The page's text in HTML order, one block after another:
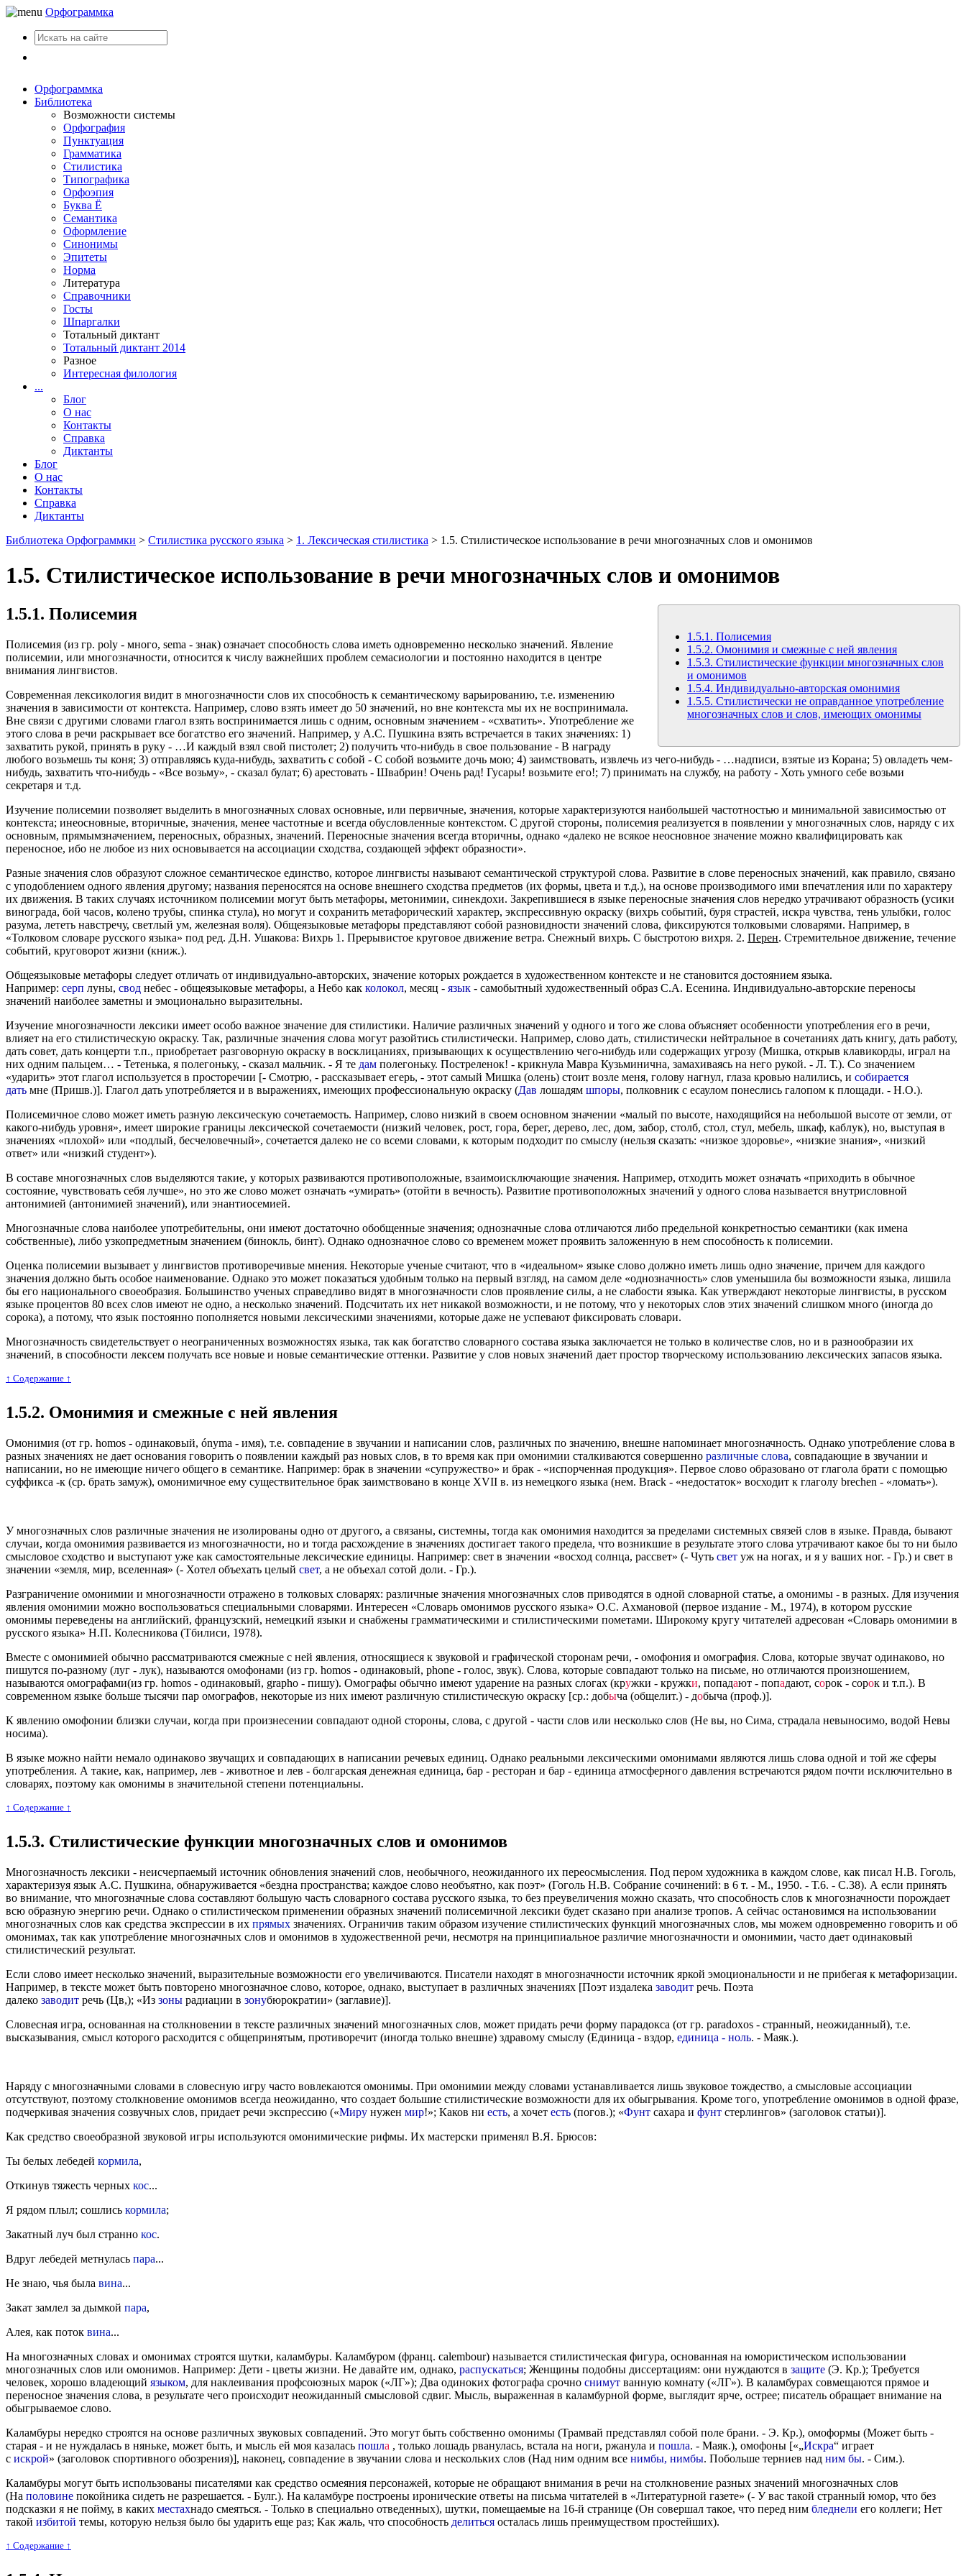
Орфограммка
Орфограммка
Библиотека
Возможности системы
Орфография
Пунктуация
Грамматика
Стилистика
Типографика
Орфоэпия
Буква Ё
Семантика
Оформление
Синонимы
Эпитеты
Норма
Литература
Справочники
Госты
Шпаргалки
Тотальный диктант
Тотальный диктант 2014
Разное
Интересная филология
...
Блог
О нас
Контакты
Справка
Диктанты
Блог
О нас
Контакты
Справка
Диктанты
Библиотека Орфограммки > Стилистика русского языка > 1. Лексическая стилистика > 1.5. Стилистическое использование в речи многозначных слов и омонимов
1.5. Стилистическое использование в речи многозначных слов и омонимов
1.5.1. Полисемия
1.5.2. Омонимия и смежные с ней явления
1.5.3. Стилистические функции многозначных слов
и омонимов
1.5.4. Индивидуально-авторская омонимия
1.5.5. Стилистически не оправданное употребление
многозначных слов и слов, имеющих омонимы
1.5.1. Полисемия
Полисемия (из гр. poly - много, sema - знак) означает способность слова иметь одновременно несколько значений. Явление
полисемии, или многозначности, относится к числу важнейших проблем семасиологии и постоянно находится в центре
внимания лингвистов.
Современная лексикология видит в многозначности слов их способность к семантическому варьированию, т.е. изменению
значения в зависимости от контекста. Например, слово взять имеет до 50 значений, но вне контекста мы их не воспринимала.
Вне связи с другими словами глагол взять воспринимается лишь с одним, основным значением - «схватить». Употребление же
этого слова в речи раскрывает все богатство его значений. Например, у А.С. Пушкина взять встречается в таких значениях: 1)
захватить рукой, принять в руку - …И каждый взял свой пистолет; 2) получить что-нибудь в свое пользование - В награду
любого возьмешь ты коня; 3) отправляясь куда-нибудь, захватить с собой - С собой возьмите дочь мою; 4) заимствовать, извлечь из чего-нибудь - …надписи, взятые из Корана; 5) овладеть чем-
нибудь, захватить что-нибудь - «Все возьму», - сказал булат; 6) арестовать - Швабрин! Очень рад! Гусары! возьмите его!; 7) принимать на службу, на работу - Хоть умного себе возьми
секретаря и т.д.
Изучение полисемии позволяет выделить в многозначных словах основные, или первичные, значения, которые характеризуются наибольшей частотностью и минимальной зависимостью от
контекста; инеосновные, вторичные, значения, менее частотные и всегда обусловленные контекстом. С другой стороны, полисемия реализуется в появлении у многозначных слов, наряду с их
основным, прямымзначением, переносных, образных, значений. Переносные значения всегда вторичны, однако «далеко не всякое неосновное значение можно квалифицировать как
переносное, ибо не любое из них основывается на ассоциации сходства, создающей эффект образности».
Разные значения слов образуют сложное семантическое единство, которое лингвисты называют семантической структурой слова. Развитие в слове переносных значений, как правило, связано
с уподоблением одного явления другому; названия переносятся на основе внешнего сходства предметов (их формы, цвета и т.д.), на основе производимого ими впечатления или по характеру
их движения. В таких случаях источником полисемии могут быть метафоры, метонимии, синекдохи. Закрепившиеся в языке переносные значения слов нередко утрачивают образность (усики
винограда, бой часов, колено трубы, спинка стула), но могут и сохранить метафорический характер, экспрессивную окраску (вихрь событий, буря страстей, искра чувства, тень улыбки, голос
разума, лететь навстречу, светлый ум, железная воля). Общеязыковые метафоры представляют собой разновидности значений слова, фиксируются толковыми словарями. Например, в
«Толковом словаре русского языка» под ред. Д.Н. Ушакова: Вихрь 1. Прерывистое круговое движение ветра. Снежный вихрь. С быстротою вихря. 2. Перен. Стремительное движение, течение
событий, круговорот жизни (книж.).
Общеязыковые метафоры следует отличать от индивидуально-авторских, значение которых рождается в художественном контексте и не становится достоянием языка.
Например: серп луны, свод небес - общеязыковые метафоры, а Небо как колокол, месяц - язык - самобытный художественный образ С.А. Есенина. Индивидуально-авторские переносы
значений наиболее заметны и эмоционально выразительны.
Изучение многозначности лексики имеет особо важное значение для стилистики. Наличие различных значений у одного и того же слова объясняет особенности употребления его в речи,
влияет на его стилистическую окраску. Так, различные значения слова могут разойтись стилистически. Например, слово дать, стилистически нейтральное в сочетаниях дать книгу, дать работу,
дать совет, дать концерти т.п., приобретает разговорную окраску в восклицаниях, призывающих к осуществлению чего-нибудь или содержащих угрозу (Мишка, открыв клавикорды, играл на
них одним пальцем… - Тетенька, я полегоньку, - сказал мальчик. - Я те дам полегоньку. Постреленок! - крикнула Мавра Кузьминична, замахиваясь на него рукой. - Л. Т.). Со значением
«ударить» этот глагол используется в просторечии [- Смотрю, - рассказывает егерь, - этот самый Мишка (олень) стоит возле меня, голову нагнул, глаза кровью налились, и собирается
дать мне (Пришв.)]. Глагол дать употребляется и в выражениях, имеющих профессиональную окраску (Дав лошадям шпоры, полковник с есаулом понеслись галопом к площади. - Н.О.).
Полисемичное слово может иметь разную лексическую сочетаемость. Например, слово низкий в своем основном значении «малый по высоте, находящийся на небольшой высоте от земли, от
какого-нибудь уровня», имеет широкие границы лексической сочетаемости (низкий человек, рост, гора, берег, дерево, лес, дом, забор, столб, стол, стул, мебель, шкаф, каблук), но, выступая в
значениях «плохой» или «подлый, бесчеловечный», сочетается далеко не со всеми словами, к которым подходит по смыслу (нельзя сказать: «низкое здоровье», «низкие знания», «низкий
ответ» или «низкий студент»).
В составе многозначных слов выделяются такие, у которых развиваются противоположные, взаимоисключающие значения. Например, отходить может означать «приходить в обычное
состояние, чувствовать себя лучше», но это же слово может означать «умирать» (отойти в вечность). Развитие противоположных значений у одного слова называется внутрисловной
антонимией (антонимией значений), или энантиосемией.
Многозначные слова наиболее употребительны, они имеют достаточно обобщенные значения; однозначные слова отличаются либо предельной конкретностью семантики (как имена
собственные), либо узкопредметным значением (бинокль, бинт). Однако однозначное слово со временем может проявить заложенную в нем способность к полисемии.
Оценка полисемии вызывает у лингвистов противоречивые мнения. Некоторые ученые считают, что в «идеальном» языке слово должно иметь лишь одно значение, причем для каждого
значения должно быть особое наименование. Однако это может показаться удобным только на первый взгляд, на самом деле «однозначность» слов уменьшила бы возможности языка, лишила
бы его национального своеобразия. Большинство ученых справедливо видят в многозначности слов проявление силы, а не слабости языка. Как утверждают некоторые лингвисты, в русском
языке процентов 80 всех слов имеют не одно, а несколько значений. Подсчитать их нет никакой возможности, и не потому, что у некоторых слов этих значений слишком много (иногда до
сорока), а потому, что язык постоянно пополняется новыми лексическими значениями, которые даже не успевают фиксировать словари.
Многозначность свидетельствует о неограниченных возможностях языка, так как богатство словарного состава языка заключается не только в количестве слов, но и в разнообразии их
значений, в способности лексем получать все новые и новые семантические оттенки. Развитие у слов новых значений дает простор творческому использованию лексических запасов языка.
↑ Cодержание ↑
1.5.2. Омонимия и смежные с ней явления
Омонимия (от гр. homos - одинаковый, ónyma - имя), т.е. совпадение в звучании и написании слов, различных по значению, внешне напоминает многозначность. Однако употребление слова в
разных значениях не дает основания говорить о появлении каждый раз новых слов, в то время как при омонимии сталкиваются совершенно различные слова, совпадающие в звучании и
написании, но не имеющие ничего общего в семантике. Например: брак в значении «супружество» и брак - «испорченная продукция». Первое слово образовано от глагола брати с помощью
суффикса -к (ср. брать замуж), омонимичное ему существительное брак заимствовано в конце XVII в. из немецкого языка (нем. Brack - «недостаток» восходит к глаголу brechen - «ломать»).
У многозначных слов различные значения не изолированы одно от другого, а связаны, системны, тогда как омонимия находится за пределами системных связей слов в языке. Правда, бывают
случаи, когда омонимия развивается из многозначности, но и тогда расхождение в значениях достигает такого предела, что возникшие в результате этого слова утрачивают какое бы то ни было
смысловое сходство и выступают уже как самостоятельные лексические единицы. Например: свет в значении «восход солнца, рассвет» (- Чуть свет уж на ногах, и я у ваших ног. - Гр.) и свет в
значении «земля, мир, вселенная» (- Хотел объехать целый свет, а не объехал сотой доли. - Гр.).
Разграничение омонимии и многозначности отражено в толковых словарях: различные значения многозначных слов приводятся в одной словарной статье, а омонимы - в разных. Для изучения
явления омонимии можно воспользоваться специальными словарями. Интересен «Словарь омонимов русского языка» О.С. Ахмановой (первое издание - М., 1974), в котором русские
омонимы переведены на английский, французский, немецкий языки и снабжены грамматическими и стилистическими пометами. Широкому кругу читателей адресован «Словарь омонимии в
русского языка» Н.П. Колесникова (Тбилиси, 1978).
Вместе с омонимией обычно рассматриваются смежные с ней явления, относящиеся к звуковой и графической сторонам речи, - омофония и омография. Слова, которые звучат одинаково, но
пишутся по-разному (луг - лук), называются омофонами (из гр. homos - одинаковый, phone - голос, звук). Слова, которые совпадают только на письме, но отличаются произношением,
называются омографами(из гр. homos - одинаковый, grapho - пишу). Омографы обычно имеют ударение на разных слогах (кружки - кружки, попадают - попадают, сорок - сорок и т.п.). В
современном языке больше тысячи пар омографов, некоторые из них имеют различную стилистическую окраску [ср.: добыча (общелит.) - добыча (проф.)].
К явлению омофонии близки случаи, когда при произнесении совпадают одной стороны, слова, с другой - части слов или несколько слов (Не вы, но Сима, страдала невыносимо, водой Невы
носима).
В языке можно найти немало одинаково звучащих и совпадающих в написании речевых единиц. Однако реальными лексическими омонимами являются лишь слова одной и той же сферы
употребления. А такие, как, например, лев - животное и лев - болгарская денежная единица, бар - ресторан и бар - единица атмосферного давления встречаются рядом почти исключительно в
словарях, поэтому как омонимы в значительной степени потенциальны.
↑ Cодержание ↑
1.5.3. Стилистические функции многозначных слов и омонимов
Многозначность лексики - неисчерпаемый источник обновления значений слов, необычного, неожиданного их переосмысления. Под пером художника в каждом слове, как писал Н.В. Гоголь,
характеризуя язык А.С. Пушкина, обнаруживается «бездна пространства; каждое слово необъятно, как поэт» (Гоголь Н.В. Собрание сочинений: в 6 т. - М., 1950. - Т.6. - С.38). А если принять
во внимание, что многозначные слова составляют большую часть словарного состава русского языка, то без преувеличения можно сказать, что способность слов к многозначности порождает
всю образную энергию речи. Однако о стилистическом применении образных значений полисемичной лексики будет сказано при анализе тропов. А сейчас остановимся на использовании
многозначных слов как средства экспрессии в их прямых значениях. Ограничив таким образом изучение стилистических функций многозначных слов, мы можем одновременно говорить и об
омонимах, так как употребление многозначных слов и омонимов в художественной речи, несмотря на принципиальное различие многозначности и омонимии, часто дает одинаковый
стилистический результат.
Если слово имеет несколько значений, выразительные возможности его увеличиваются. Писатели находят в многозначности источник яркой эмоциональности и не прибегая к метафоризации.
Например, в тексте может быть повторено многозначное слово, которое, однако, выступает в различных значениях [Поэт издалека заводит речь. Поэта
далеко заводит речь (Цв,); «Из зоны радиации в зонубюрократии» (заглавие)].
Словесная игра, основанная на столкновении в тексте различных значений многозначных слов, может придать речи форму парадокса (от гр. paradoxos - странный, неожиданный), т.е.
высказывания, смысл которого расходится с общепринятым, противоречит (иногда только внешне) здравому смыслу (Единица - вздор, единица - ноль. - Маяк.).
Наряду с многозначными словами в словесную игру часто вовлекаются омонимы. При омонимии между словами устанавливается лишь звуковое тождество, а смысловые ассоциации
отсутствуют, поэтому столкновение омонимов всегда неожиданно, что создает большие стилистические возможности для их обыгрывания. Кроме того, употребление омонимов в одной фразе,
подчеркивая значения созвучных слов, придает речи экспрессию («Миру нужен мир!»; Каков ни есть, а хочет есть (погов.); «Фунт сахара и фунт стерлингов» (заголовок статьи)].
Как средство своеобразной звуковой игры используются омонимические рифмы. Их мастерски применял В.Я. Брюсов:
Ты белых лебедей кормила,
Откинув тяжесть черных кос...
Я рядом плыл; сошлись кормила;
Закатный луч был странно кос.
Вдруг лебедей метнулась пара...
Не знаю, чья была вина...
Закат замлел за дымкой пара,
Алея, как поток вина...
На многозначных словах и омонимах строятся шутки, каламбуры. Каламбуром (франц. calembour) называется стилистическая фигура, основанная на юмористическом использовании
многозначных слов или омонимов. Например: Дети - цветы жизни. Не давайте им, однако, распускаться; Женщины подобны диссертациям: они нуждаются в защите (Э. Кр.); Требуется
человек, хорошо владеющий языком, для наклеивания профсоюзных марок («ЛГ»); Два одиноких фотографа срочно снимут ванную комнату («ЛГ»). В каламбурах совмещаются прямое и
переносное значения слова, в результате чего происходит неожиданный смысловой сдвиг. Мысль, выраженная в каламбурной форме, выглядит ярче, острее; писатель обращает внимание на
обыгрываемое слово.
Каламбуры нередко строятся на основе различных звуковых совпадений. Это могут быть собственно омонимы (Трамвай представлял собой поле брани. - Э. Кр.), омоформы (Может быть -
старая - и не нуждалась в няньке, может быть, и мысль ей моя казалась пошла , только лошадь рванулась, встала на ноги, ржанула и пошла. - Маяк.), омофоны [«„Искра“ играет
с искрой» (заголовок спортивного обозрения)], наконец, совпадение в звучании слова и нескольких слов (Над ним одним все нимбы, нимбы. Побольше терниев над ним бы. - Сим.).
Каламбуры могут быть использованы писателями как средство осмеяния персонажей, которые не обращают внимания в речи на столкновение разных значений многозначных слов
(На половине покойника сидеть не разрешается. - Булг.). На каламбуре построены иронические ответы на письма читателей в «Литературной газете» (- У вас такой странный юмор, что без
подсказки я не пойму, в каких местахнадо смеяться. - Только в специально отведенных), шутки, помещаемые на 16-й странице (Он совершал такое, что перед ним бледнели его коллеги; Нет
такой избитой темы, которую нельзя было бы ударить еще раз; Как жаль, что способность делиться осталась лишь преимуществом простейших).
↑ Cодержание ↑